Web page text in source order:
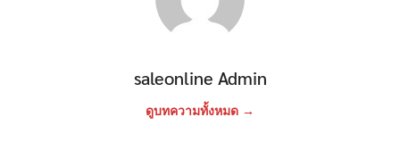
saleonline Admin
ดูบทความทั้งหมด →